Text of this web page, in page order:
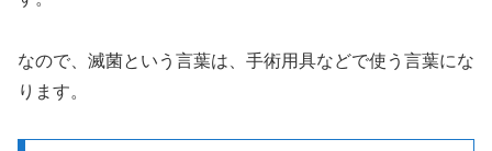
なので、滅菌という言葉は、手術用具などで使う言葉にな
ります。